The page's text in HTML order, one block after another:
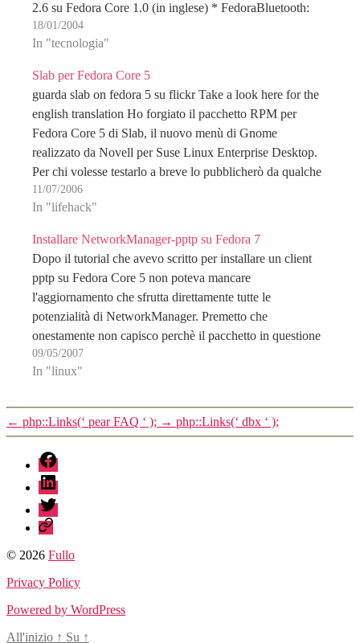
2.6 su Fedora Core 1.0 (in inglese) * FedoraBluetooth:
installare e configurare il bluetooth su Fedora…
18/01/2004
In "tecnologia"
Slab per Fedora Core 5
guarda slab on fedora 5 su flickr Take a look here for the
english translation Ho forgiato il pacchetto RPM per
Fedora Core 5 di Slab, il nuovo menù di Gnome
realizzato da Novell per Suse Linux Enterprise Desktop.
Per chi volesse testarlo a breve lo pubblicherò da qualche
parte…
11/07/2006
In "lifehack"
Installare NetworkManager-pptp su Fedora 7
Dopo il tutorial che avevo scritto per installare un client
pptp su Fedora Core 5 non poteva mancare
l'aggiornamento che sfrutta direttamente tutte le
potenzialità di NetworkManager. Premetto che
onestamente non capisco perchè il pacchetto in questione
non sia incluso in quasi nessuna distribuzione, eppure
risulta indispensabile per qualsiasi sistemista…
09/05/2007
In "linux"
← php::Links(‘ pear FAQ ‘ ); → php::Links(‘ dbx ‘ );
fb
linkedin
twitter
sessionize
© 2026 Fullo
Privacy Policy
Powered by WordPress
All'inizio ↑ Su ↑